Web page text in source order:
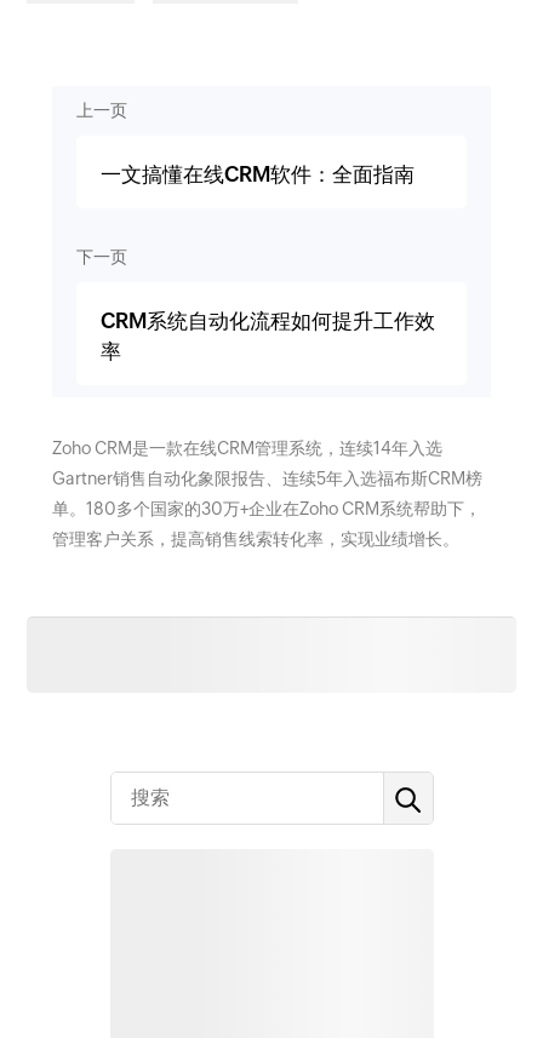
上一页
一文搞懂在线CRM软件：全面指南
下一页
CRM系统自动化流程如何提升工作效
率
Zoho CRM是一款在线CRM管理系统，连续14年入选
Gartner销售自动化象限报告、连续5年入选福布斯CRM榜
单。180多个国家的30万+企业在Zoho CRM系统帮助下，
管理客户关系，提高销售线索转化率，实现业绩增长。